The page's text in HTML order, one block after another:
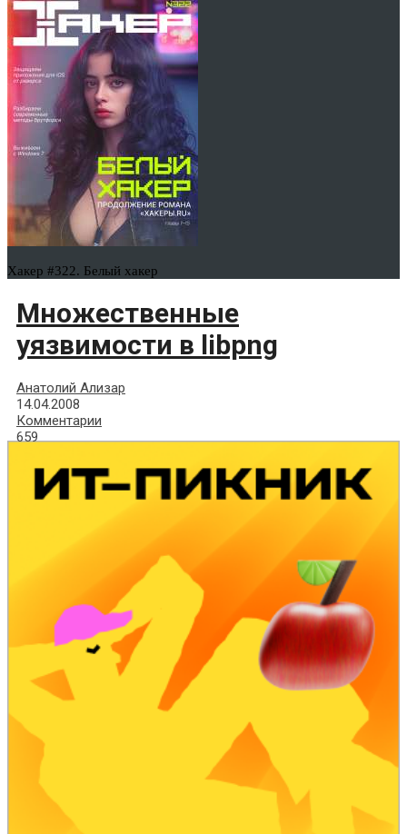
Хакер #322. Белый хакер
Множественные
уязвимости в libpng
Анатолий Ализар
14.04.2008
Комментарии
659